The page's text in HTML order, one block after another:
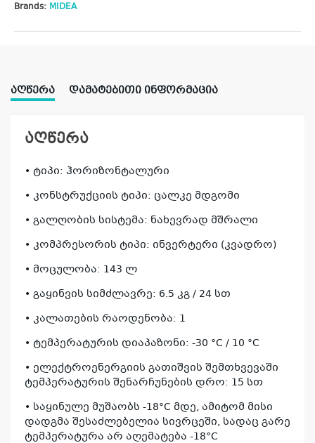
Brands: MIDEA
ᲐᲦᲬᲔᲠᲐ ᲓᲐᲛᲐᲢᲔᲑᲘᲗᲘ ᲘᲜᲤᲝᲠᲛᲐᲪᲘᲐ
აღწერა
• ტიპი: ჰორიზონტალური
• კონსტრუქციის ტიპი: ცალკე მდგომი
• გალღობის სისტემა: ნახევრად მშრალი
• კომპრესორის ტიპი: ინვერტერი (კვადრო)
• მოცულობა: 143 ლ
• გაყინვის სიმძლავრე: 6.5 კგ / 24 სთ
• კალათების რაოდენობა: 1
• ტემპერატურის დიაპაზონი: -30 °C / 10 °C
• ელექტროენერგიის გათიშვის შემთხვევაში
ტემპერატურის შენარჩუნების დრო: 15 სთ
• საყინულე მუშაობს -18°C მდე, ამიტომ მისი
დადგმა შესაძლებელია სივრცეში, სადაც გარე
ტემპერატურა არ აღემატება -18°C